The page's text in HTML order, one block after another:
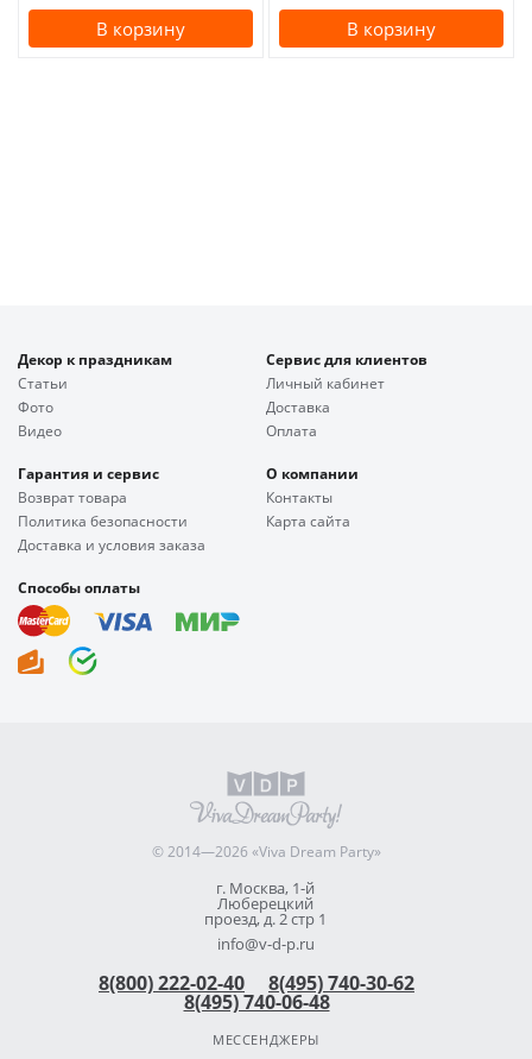
В корзину В корзину
Декор к праздникам
Статьи
Фото
Видео
Сервис для клиентов
Личный кабинет
Доставка
Оплата
Гарантия и сервис
Возврат товара
Политика безопасности
Доставка и условия заказа
О компании
Контакты
Карта сайта
Способы оплаты
© 2014—2026 «Viva Dream Party»
г. Москва, 1-й
Люберецкий
проезд, д. 2 стр 1
info@v-d-p.ru
8(800) 222-02-40 8(495) 740-30-62
8(495) 740-06-48
МЕССЕНДЖЕРЫ